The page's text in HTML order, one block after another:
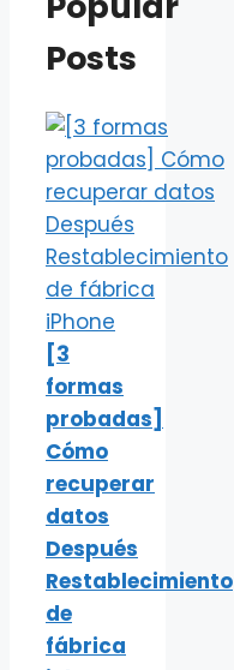
Posts
[3
formas
probadas]
Cómo
recuperar
datos
Después
Restablecimiento
de
fábrica